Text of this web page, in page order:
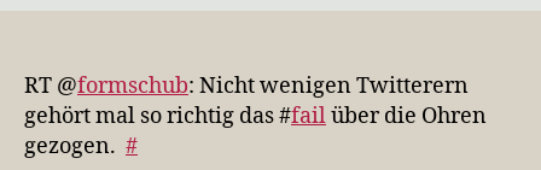
T…
RT @formschub: Nicht wenigen Twitterern
gehört mal so richtig das #failüber die Ohren
gezogen. #